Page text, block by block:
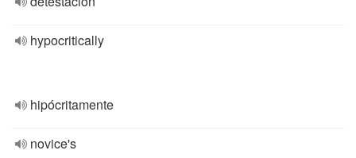
hypocritically
hipócritamente
novice's